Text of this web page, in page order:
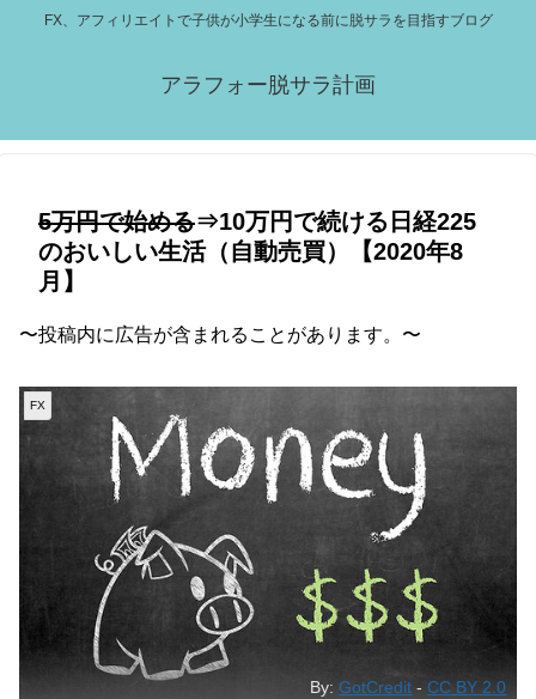
FX、アフィリエイトで子供が小学生になる前に脱サラを目指すブログ
アラフォー脱サラ計画
5万円で始める⇒10万円で続ける日経225
のおいしい生活（自動売買）【2020年8
月】
〜投稿内に広告が含まれることがあります。〜
FX
By:GotCredit -CC BY 2.0